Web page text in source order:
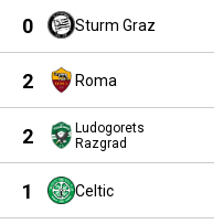
0 Sturm Graz
2 Roma
2
Ludogorets
Razgrad
1 Celtic